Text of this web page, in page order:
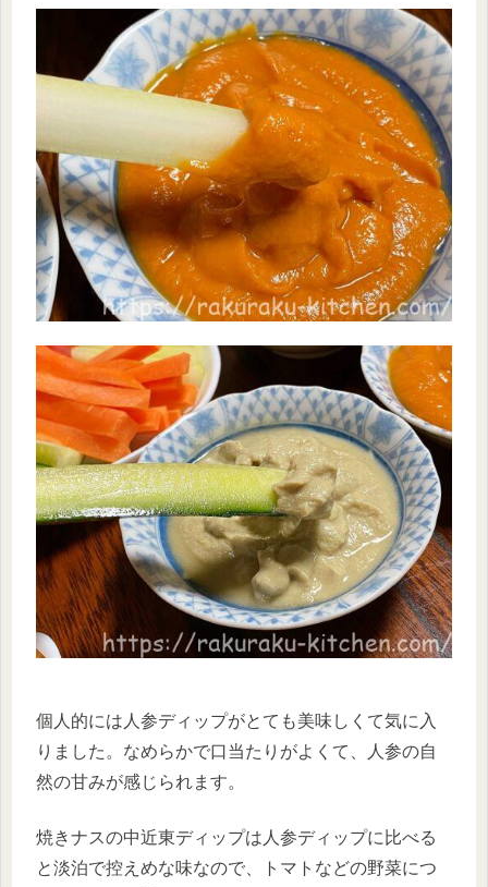
個人的には人参ディップがとても美味しくて気に入
りました。なめらかで口当たりがよくて、人参の自
然の甘みが感じられます。
焼きナスの中近東ディップは人参ディップに比べる
と淡泊で控えめな味なので、トマトなどの野菜につ